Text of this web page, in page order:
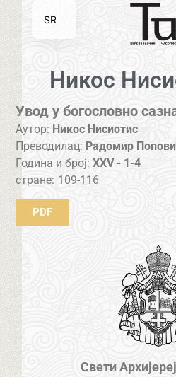
Никос
Увод у богословно
Аутор: Никос Нисиотис
Преводилац: Радомир
Година и број:XXV - 1-4
стране: 109-116
PDF
Свети
SR
EN